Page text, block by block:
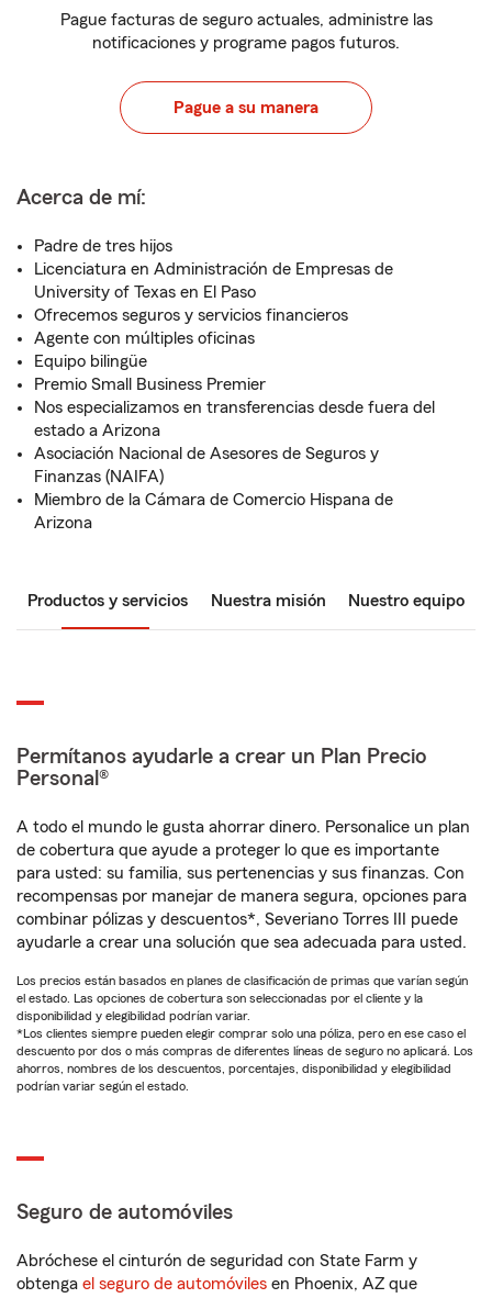
Pague facturas de seguro actuales, administre las
notificaciones y programe pagos futuros.
Pague a su manera
Acerca de mí:
Padre de tres hijos
Licenciatura en Administración de Empresas de
University of Texas en El Paso
Ofrecemos seguros y servicios financieros
Agente con múltiples oficinas
Equipo bilingüe
Premio Small Business Premier
Nos especializamos en transferencias desde fuera del
estado a Arizona
Asociación Nacional de Asesores de Seguros y
Finanzas (NAIFA)
Miembro de la Cámara de Comercio Hispana de
Arizona
Productos y servicios Nuestra misión Nuestro equipo
Permítanos ayudarle a crear un Plan Precio
Personal®
A todo el mundo le gusta ahorrar dinero. Personalice un plan
de cobertura que ayude a proteger lo que es importante
para usted: su familia, sus pertenencias y sus finanzas. Con
recompensas por manejar de manera segura, opciones para
combinar pólizas y descuentos*, Severiano Torres III puede
ayudarle a crear una solución que sea adecuada para usted.
Los precios están basados en planes de clasificación de primas que varían según
el estado. Las opciones de cobertura son seleccionadas por el cliente y la
disponibilidad y elegibilidad podrían variar.
*Los clientes siempre pueden elegir comprar solo una póliza, pero en ese caso el
descuento por dos o más compras de diferentes líneas de seguro no aplicará. Los
ahorros, nombres de los descuentos, porcentajes, disponibilidad y elegibilidad
podrían variar según el estado.
Seguro de automóviles
Abróchese el cinturón de seguridad con State Farm y
obtenga el seguro de automóviles en Phoenix, AZ que